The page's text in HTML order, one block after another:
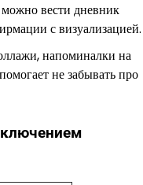
вести дневник
с визуализацией.
напоминалки на
не забывать про